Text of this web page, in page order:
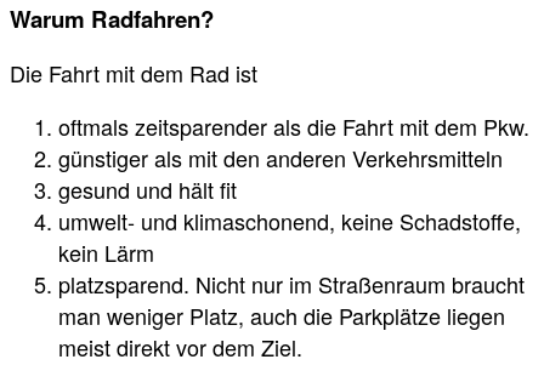
Warum Radfahren?
Die Fahrt mit dem Rad ist
oftmals zeitsparender als die Fahrt mit dem Pkw.
günstiger als mit den anderen Verkehrsmitteln
gesund und hält fit
umwelt- und klimaschonend, keine Schadstoffe,
kein Lärm
platzsparend. Nicht nur im Straßenraum braucht
man weniger Platz, auch die Parkplätze liegen
meist direkt vor dem Ziel.